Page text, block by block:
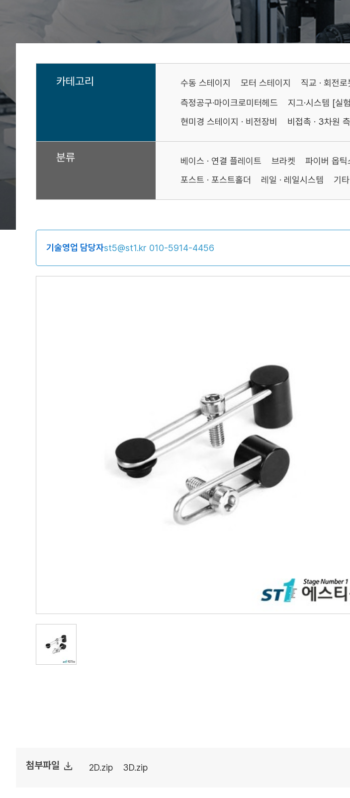
카테고리 수동 스테이지 모터 스테이지 직교 · 회전로
측정공구·마이크로미터헤드
지그·시스템 [실
현미경 스테이지 · 비전장비
비접촉 · 3차원 측
분류 베이스 · 연결 플레이트 브라켓 파이버 옵틱
포스트 · 포스트홀더
레일 · 레일시스템 기
기술영업 담당자st5@st1.kr 010-5914-4456
첨부파일 file_download 2D.zip 3D.zip